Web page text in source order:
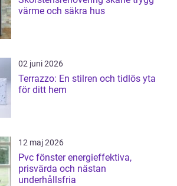
värme och säkra hus
02 juni 2026
Terrazzo: En stilren och tidlös yta
för ditt hem
12 maj 2026
Pvc fönster energieffektiva,
prisvärda och nästan
underhållsfria